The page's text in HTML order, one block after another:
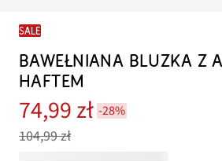
SALE
BAWEŁNIANA BLUZKA Z
HAFTEM
74,99 zł -28%
104,99 zł